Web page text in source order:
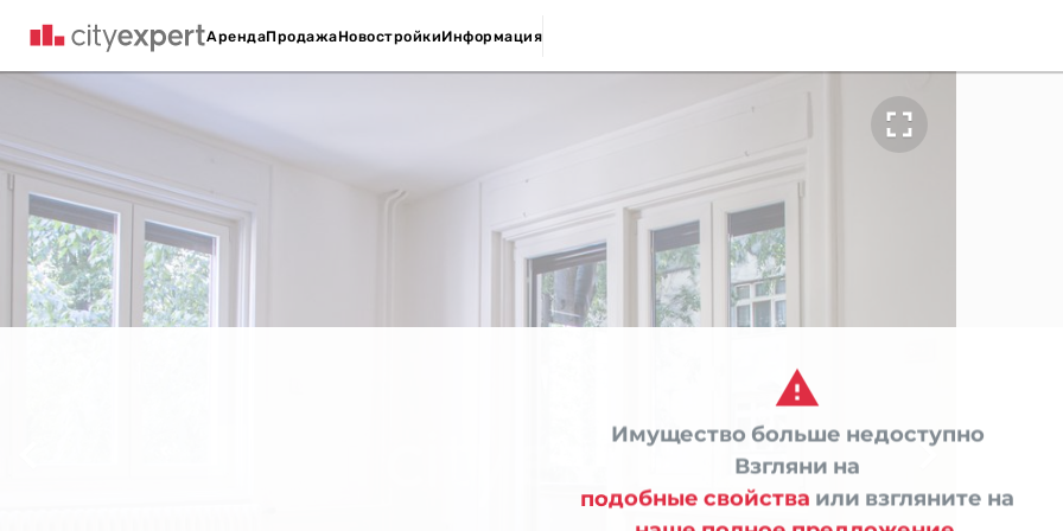
АрендаПродажаНовостройкиИнформация



Имущество больше недоступно
Взгляни на
подобные свойства или взгляните на